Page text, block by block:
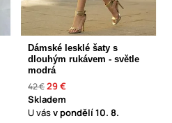
Dámské lesklé šaty s
dlouhým rukávem - světle
modrá
42 €29 €
Skladem
U vásv pondělí10. 8.